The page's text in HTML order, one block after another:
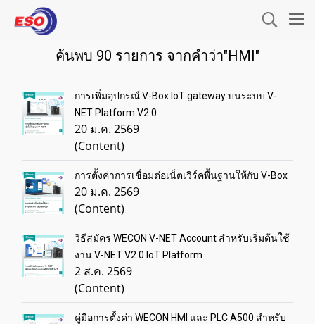
ค้นพบ 90 รายการ จากคำว่า"HMI"
การเพิ่มอุปกรณ์ V-Box IoT gateway บนระบบ V-
NET Platform V2.0
20 ม.ค. 2569
(Content)
การตั้งค่าการเชื่อมต่อเน็ตเวิร์คพื้นฐานให้กับ V-Box
20 ม.ค. 2569
(Content)
วิธีสมัคร WECON V-NET Account สำหรับเริ่มต้นใช้
งาน V-NET V2.0 IoT Platform
2 ส.ค. 2569
(Content)
คู่มือการตั้งค่า WECON HMI และ PLC A500 สำหรับ